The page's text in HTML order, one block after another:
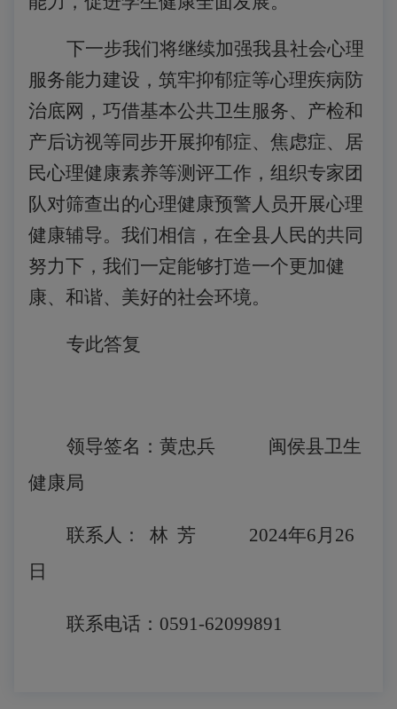
下一步我们将继续加强我县社会心理
服务能力建设，筑牢抑郁症等心理疾病防
治底网，巧借基本公共卫生服务、产检和
产后访视等同步开展抑郁症、焦虑症、居
民心理健康素养等测评工作，组织专家团
队对筛查出的心理健康预警人员开展心理
健康辅导。我们相信，在全县人民的共同
努力下，我们一定能够打造一个更加健
康、和谐、美好的社会环境。
专此答复
领导签名：黄忠兵
闽侯县卫生
健康局
联系人： 林 芳
2024年6月26
日
联系电话： 0591-62099891